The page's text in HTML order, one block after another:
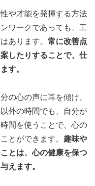
や才能を発揮する方法
ワークであっても、工
あります。 常に改善点
したりすることで、仕
す。
の心の声に耳を傾け、
外の時間でも、自分が
間を使うことで、心の
とができます。 趣味や
とは、心の健康を保つ
えます。